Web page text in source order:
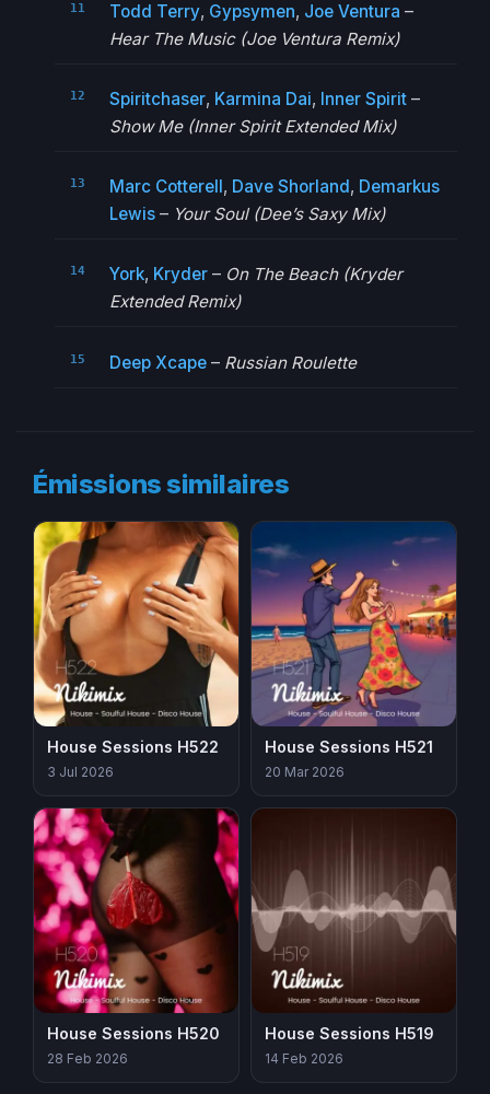
Todd Terry, Gypsymen, Joe Ventura –
Hear The Music (Joe Ventura Remix)
Spiritchaser, Karmina Dai, Inner Spirit–
Show Me (Inner Spirit Extended Mix)
Marc Cotterell , Dave Shorland , Demarkus
Lewis– Your Soul (Dee’s Saxy Mix)
York, Kryder– On The Beach (Kryder
Extended Remix)
Deep Xcape– Russian Roulette
Émissions similaires
House Sessions H522
3 Jul 2026
House Sessions H521
20 Mar 2026
House Sessions H520
28 Feb 2026
House Sessions H519
14 Feb 2026